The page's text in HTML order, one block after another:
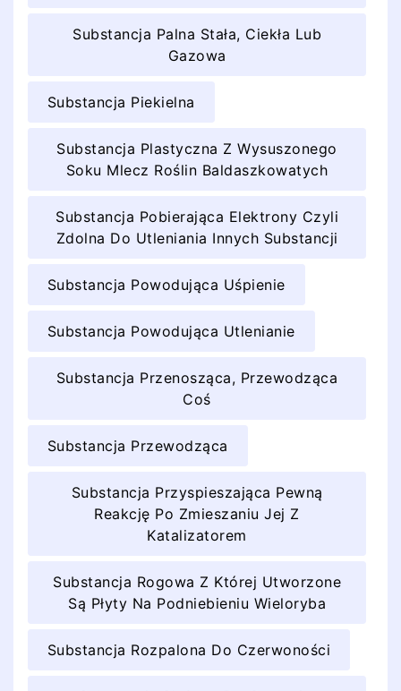
Substancja Palna Stała, Ciekła Lub
Gazowa
Substancja Piekielna
Substancja Plastyczna Z Wysuszonego
Soku Mlecz Roślin Baldaszkowatych
Substancja Pobierająca Elektrony Czyli
Zdolna Do Utleniania Innych Substancji
Substancja Powodująca Uśpienie
Substancja Powodująca Utlenianie
Substancja Przenosząca, Przewodząca
Coś
Substancja Przewodząca
Substancja Przyspieszająca Pewną
Reakcję Po Zmieszaniu Jej Z
Katalizatorem
Substancja Rogowa Z Której Utworzone
Są Płyty Na Podniebieniu Wieloryba
Substancja Rozpalona Do Czerwoności